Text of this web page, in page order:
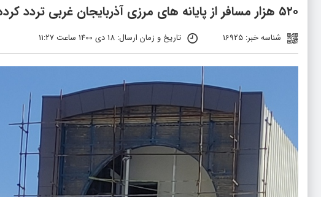
۵۲۰ هزار مسافر از پایانه های مرزی آذربایجان غربی تردد کرده اند
شناسه خبر: 16925 تاریخ و زمان ارسال: 18 دی 1400 ساعت 11:27